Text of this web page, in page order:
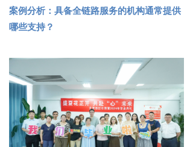
案例分析：具备全链路服务的机构通常提供
哪些支持？